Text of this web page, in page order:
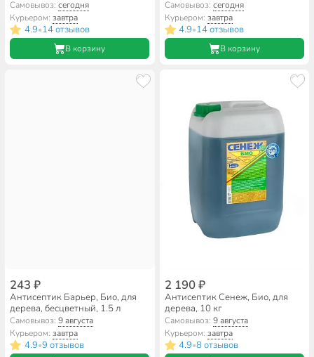
Самовывоз:сегодня
Курьером:завтра
4.9•14 отзывов
В корзину
Самовывоз: сегодня
Курьером: завтра
4.9•14 отзывов
В корзину
243 ₽
Антисептик Барьер, Био, для
дерева, бесцветный, 1.5 л
Самовывоз:9 августа
Курьером:завтра
4.9•9 отзывов
2 190 ₽
Антисептик Сенеж, Био, для
дерева, 10 кг
Самовывоз: 9 августа
Курьером: завтра
4.9•8 отзывов